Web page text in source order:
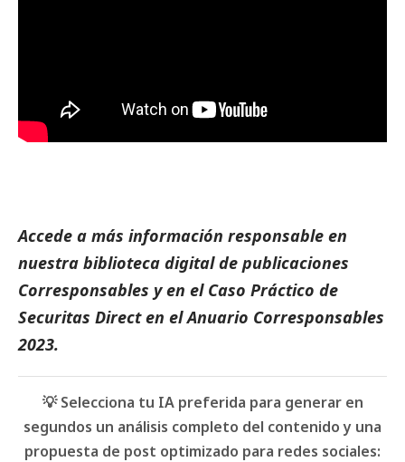
Accede a más información responsable en
nuestra biblioteca digital de publicaciones
Corresponsables y en el Caso Práctico de
Securitas Directen elAnuario Corresponsables
2023.
💡 Selecciona tu IA preferida para generar en
segundos un análisis completo del contenido y una
propuesta de post optimizado para redes sociales: